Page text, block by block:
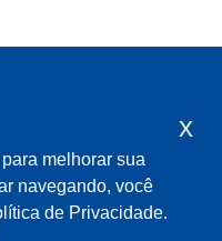
para
aumentar
melhorar sua
navegando, você
de Privacidade.
x